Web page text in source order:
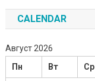
CALENDAR
Август 2026
Пн
Вт Ср